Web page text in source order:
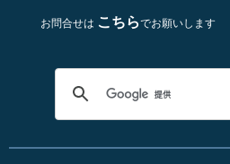
お問合せは こちらでお願いします